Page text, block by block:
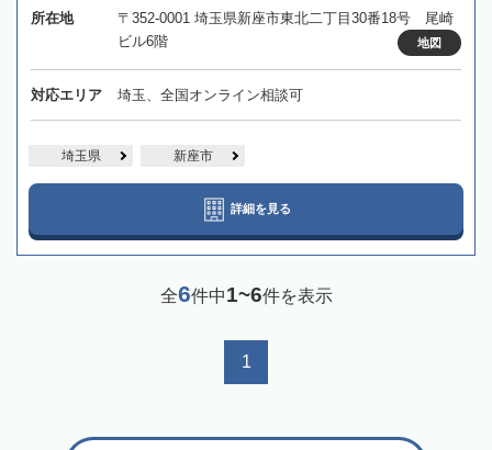
所在地
〒352-0001 埼玉県新座市東北二丁目30番18号 尾崎
ビル6階
地図
対応エリア 埼玉、全国オンライン相談可
埼玉県 新座市
詳細を見る
全6件中1~6件を表示
1